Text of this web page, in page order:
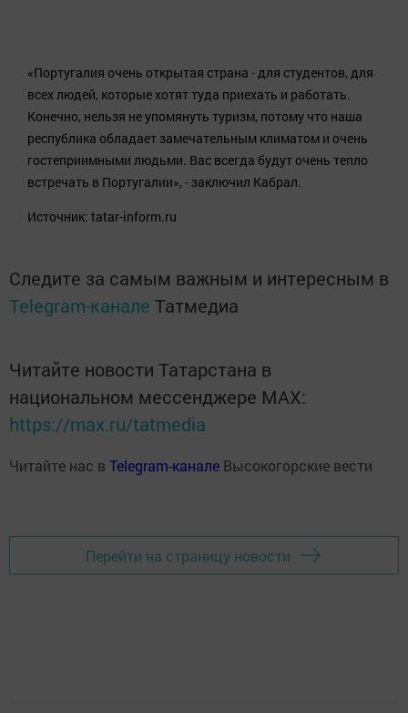
«Португалия очень открытая страна - для студентов, для
всех людей, которые хотят туда приехать и работать.
Конечно, нельзя не упомянуть туризм, потому что наша
республика обладает замечательным климатом и очень
гостеприимными людьми. Вас всегда будут очень тепло
встречать в Португалии», - заключил Кабрал.
Источник: tatar-inform.ru
Следите за самым важным и интересным в
Telegram-канале Татмедиа
Читайте новости Татарстана в
национальном мессенджере MАХ:
https://max.ru/tatmedia
Читайте нас в Telegram-канале Высокогорские вести
Перейти на страницу новости